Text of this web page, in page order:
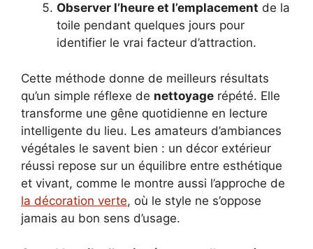
Observer l’heure et l’emplacement de la
toile pendant quelques jours pour
identifier le vrai facteur d’attraction.
Cette méthode donne de meilleurs résultats
qu’un simple réflexe de nettoyage répété. Elle
transforme une gêne quotidienne en lecture
intelligente du lieu. Les amateurs d’ambiances
végétales le savent bien : un décor extérieur
réussi repose sur un équilibre entre esthétique
et vivant, comme le montre aussi l’approche de
la décoration verte, où le style ne s’oppose
jamais au bon sens d’usage.